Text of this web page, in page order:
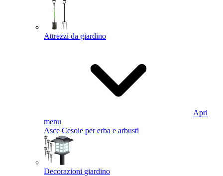
Attrezzi da giardino
Apri
menu
Asce Cesoie per erba e arbusti
Decorazioni giardino